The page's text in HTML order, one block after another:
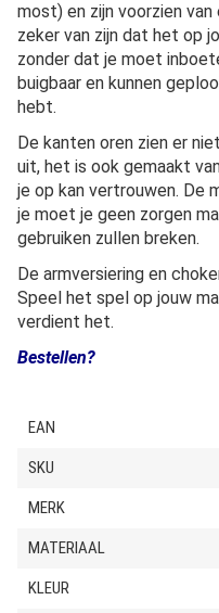
most) en zijn voorzien
zeker van zijn dat het op
zonder dat je moet
buigbaar en kunnen
hebt.
De kanten oren zien er
uit, het is ook gemaakt
je op kan vertrouwen. De
je moet je geen zorgen
gebruiken zullen breken.
De armversiering en
Speel het spel op jouw
verdient het.
Bestellen?
EAN
SKU
MERK
MATERIAAL
KLEUR